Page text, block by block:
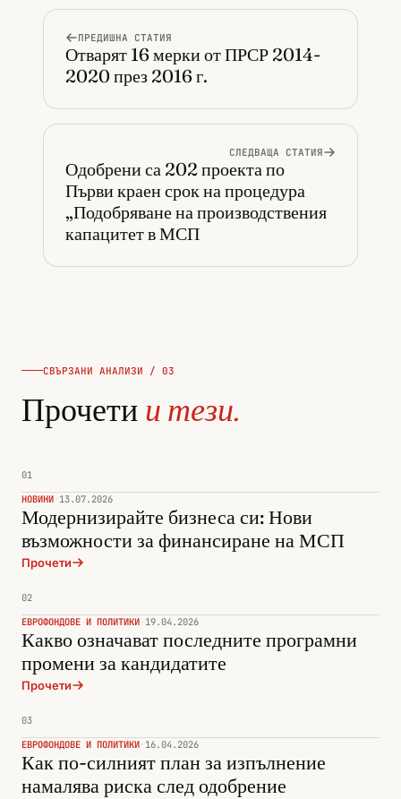
ПРЕДИШНА СТАТИЯ
Отварят 16 мерки от ПРСР 2014-
2020 през 2016 г.
СЛЕДВАЩА СТАТИЯ
Одобрени са 202 проекта по
Първи краен срок на процедура
„Подобряване на производствения
капацитет в МСП
СВЪРЗАНИ АНАЛИЗИ / 03
Прочети и тези.
01
НОВИНИ · 13.07.2026
Модернизирайте бизнеса си: Нови
възможности за финансиране на МСП
Прочети
02
ЕВРОФОНДОВЕ И ПОЛИТИКИ · 19.04.2026
Какво означават последните програмни
промени за кандидатите
Прочети
03
ЕВРОФОНДОВЕ И ПОЛИТИКИ · 16.04.2026
Как по-силният план за изпълнение
намалява риска след одобрение